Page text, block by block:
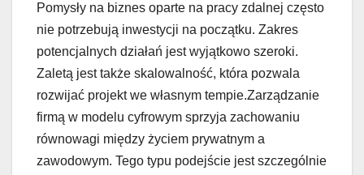
Pomysły na biznes oparte na pracy zdalnej często
nie potrzebują inwestycji na początku. Zakres
potencjalnych działań jest wyjątkowo szeroki.
Zaletą jest także skalowalność, która pozwala
rozwijać projekt we własnym tempie.Zarządzanie
firmą w modelu cyfrowym sprzyja zachowaniu
równowagi między życiem prywatnym a
zawodowym. Tego typu podejście jest szczególnie